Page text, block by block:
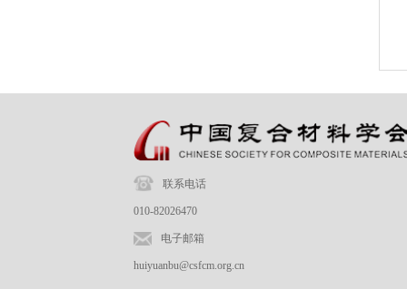
联系电话
010-82026470
电子邮箱
huiyuanbu@csfcm.org.cn